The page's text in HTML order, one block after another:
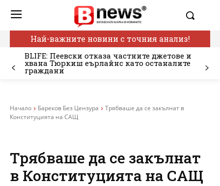
Най-важните новини с точния анализ!
BLIFE: Пеевски отказа частните джетове и
хвана Тюркиш еърлайнс като останалите
граждани
Начало Бареков Без Цензура
Трябваше да се закълнат в
Конституцията на САЩ
Трябваше да се закълнат
в Конституцията на САЩ